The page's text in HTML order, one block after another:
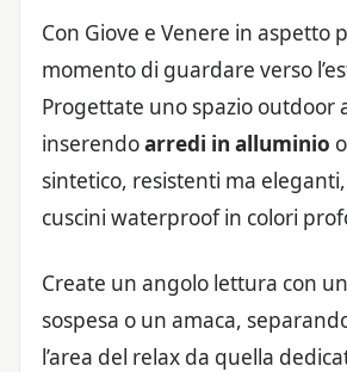
Con Giove e Venere in aspetto
momento di guardare verso
Progettate uno spazio outdoor
inserendoarredi in alluminio
sintetico, resistenti ma
cuscini waterproof in colori
Create un angolo lettura con
sospesa o un amaca,
l’area del relax da quella